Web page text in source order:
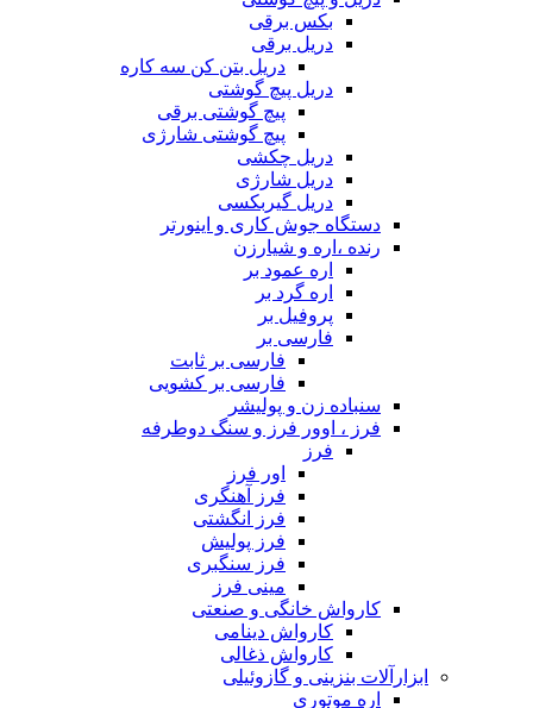
بکس برقی
دریل برقی
دریل بتن کن سه کاره
دریل پیچ گوشتی
پیچ گوشتی برقی
پیچ گوشتی شارژی
دریل چکشی
دریل شارژی
دریل گیربکسی
دستگاه جوش کاری و اینورتر
رنده ،اره و شیارزن
اره عمود بر
اره گرد بر
پروفیل بر
فارسی بر
فارسی بر ثابت
فارسی بر کشویی
سنباده زن و پولیشر
فرز ، اوور فرز و سنگ دوطرفه
فرز
اور فرز
فرز آهنگری
فرز انگشتی
فرز پولیش
فرز سنگبری
مینی فرز
کارواش خانگی و صنعتی
کارواش دینامی
کارواش ذغالی
ابزارآلات بنزینی و گازوئیلی
اره موتوری